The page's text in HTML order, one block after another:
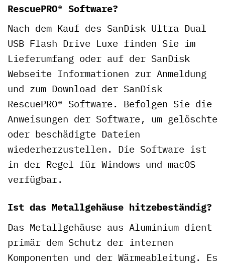
RescuePRO® Software?
Nach dem Kauf des SanDisk Ultra Dual
USB Flash Drive Luxe finden Sie im
Lieferumfang oder auf der SanDisk
Webseite Informationen zur Anmeldung
und zum Download der SanDisk
RescuePRO® Software. Befolgen Sie die
Anweisungen der Software, um gelöschte
oder beschädigte Dateien
wiederherzustellen. Die Software ist
in der Regel für Windows und macOS
verfügbar.
Ist das Metallgehäuse hitzebeständig?
Das Metallgehäuse aus Aluminium dient
primär dem Schutz der internen
Komponenten und der Wärmeableitung. Es